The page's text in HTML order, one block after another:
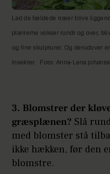
Lad de fældede træer blive
planterne vokser rundt og over,
og fine skulpturer. Og derudover
insekter. Foto: Anna-Lena
3. Blomstrer der
græsplænen? Slå
med blomster stå
ikke hækken, før den
blomstre.